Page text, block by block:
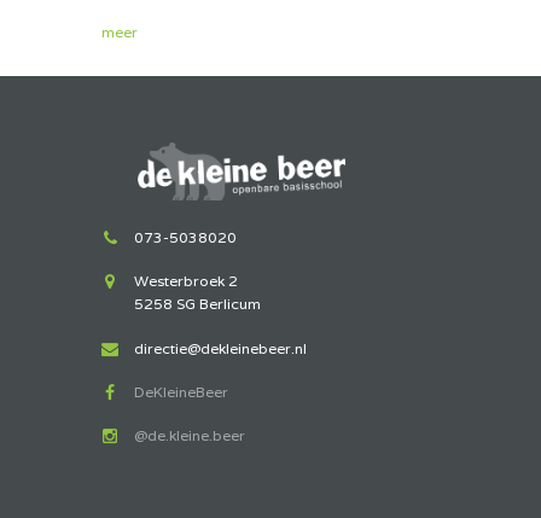
meer
073-5038020
Westerbroek 2
5258 SG Berlicum
directie@dekleinebeer.nl
DeKleineBeer
@de.kleine.beer